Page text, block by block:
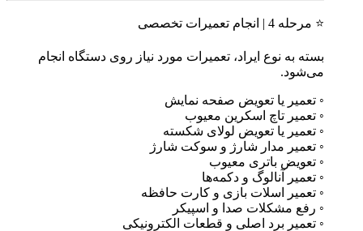
⭐ مرحله 4 | انجام تعمیرات تخصصی
بسته به نوع ایراد، تعمیرات مورد نیاز روی دستگاه انجام
می‌شود.
◦ تعمیر یا تعویض صفحه نمایش
◦ تعمیر تاچ اسکرین معیوب
◦ تعمیر یا تعویض لولای شکسته
◦ تعمیر مدار شارژ و سوکت شارژ
◦ تعویض باتری معیوب
◦ تعمیر آنالوگ و دکمه‌ها
◦ تعمیر اسلات بازی و کارت حافظه
◦ رفع مشکلات صدا و اسپیکر
◦ تعمیر برد اصلی و قطعات الکترونیکی